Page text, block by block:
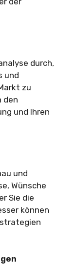
durch,
und
zu
den
und Ihren
und
Wünsche
Sie die
können